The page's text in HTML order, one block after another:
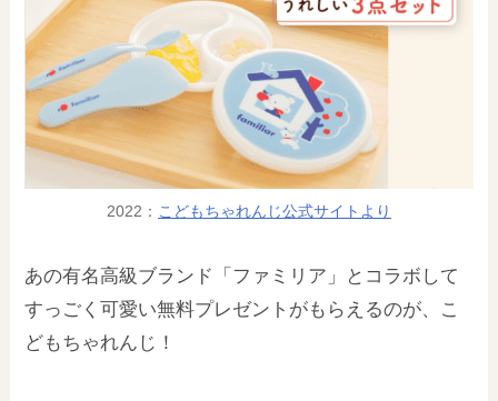
2022： こどもちゃれんじ公式サイトより
あの有名高級ブランド「ファミリア」とコラボして
すっごく可愛い無料プレゼントがもらえるのが、こ
どもちゃれんじ！